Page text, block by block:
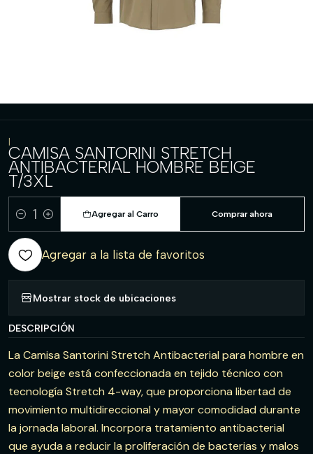
|
CAMISA SANTORINI STRETCH
ANTIBACTERIAL HOMBRE BEIGE
T/3XL
Cantidad
Agregar al Carro Comprar ahora
Agregar a la lista de favoritos
Mostrar stock de ubicaciones
DESCRIPCIÓN
La Camisa Santorini Stretch Antibacterial para hombre en
color beige está confeccionada en tejido técnico con
tecnología Stretch 4-way, que proporciona libertad de
movimiento multidireccional y mayor comodidad durante
la jornada laboral. Incorpora tratamiento antibacterial
que ayuda a reducir la proliferación de bacterias y malos